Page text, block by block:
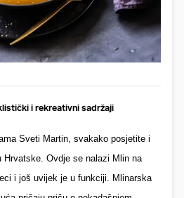
i rekreativni sadržaji
Sveti Martin, svakako posjetite i
Hrvatske. Ovdje se nalazi Mlin na
i još uvijek je u funkciji. Mlinarska